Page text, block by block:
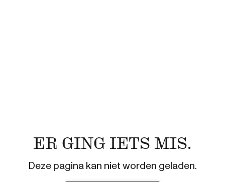
ER GING IETS MIS.
Deze pagina kan niet worden geladen.